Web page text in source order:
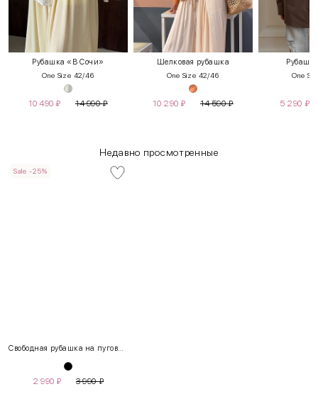
Рубашка «В Сочи»
One Size 42/46
10 490 ₽ 14 990₽
Шелковая рубашка
One Size 42/46
10 290 ₽ 14 590₽
One
5 290 ₽
Недавно просмотренные
Sale -25%
Свободная рубашка на пуговицах
2 990 ₽ 3 990₽